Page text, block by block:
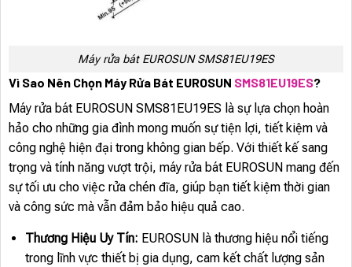
Máy rửa bát EUROSUN SMS81EU19ES
Vì Sao Nên Chọn Máy Rửa Bát EUROSUN SMS81EU19ES?
Máy rửa bát EUROSUN SMS81EU19ES là sự lựa chọn hoàn
hảo cho những gia đình mong muốn sự tiện lợi, tiết kiệm và
công nghệ hiện đại trong không gian bếp. Với thiết kế sang
trọng và tính năng vượt trội, máy rửa bát EUROSUN mang đến
sự tối ưu cho việc rửa chén đĩa, giúp bạn tiết kiệm thời gian
và công sức mà vẫn đảm bảo hiệu quả cao.
Thương Hiệu Uy Tín: EUROSUN là thương hiệu nổi tiếng
trong lĩnh vực thiết bị gia dụng, cam kết chất lượng sản